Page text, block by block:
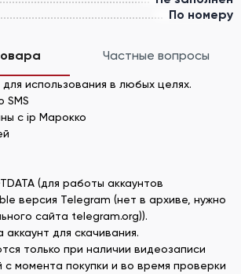
По номеру
Частные вопросы
использования в любых целях.
SMS
с ip Марокко
(для работы аккаунтов
версия Telegram (нет в архиве, нужно
сайта telegram.org)).
для скачивания.
только при наличии видеозаписи
момента покупки и во время проверки